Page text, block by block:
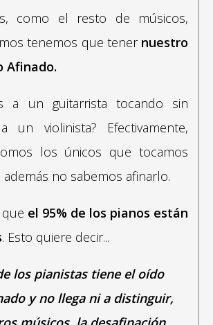
como el resto de músicos,
tenemos que tenernuestro
Afinado.
a un guitarrista tocando sin
un violinista? Efectivamente,
los únicos que tocamos
además no sabemos afinarlo.
el 95% de los pianos están
. Esto quiere decir...
los pianistas tiene el oído
y no llega ni a distinguir,